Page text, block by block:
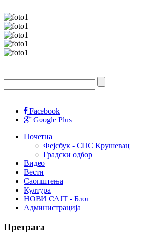
Facebook
Google Plus
Почетна
Фејсбук - СПС Крушевац
Градски одбор
Видео
Вести
Саопштења
Култура
НОВИ САЈТ - Блог
Администрација
Претрага